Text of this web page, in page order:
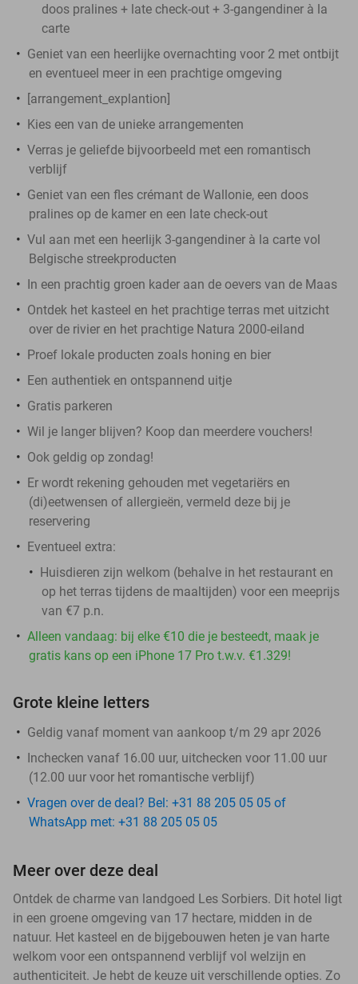
doos pralines + late check-out + 3-gangendiner à la
carte
Geniet van een heerlijke overnachting voor 2 met ontbijt
en eventueel meer in een prachtige omgeving
[arrangement_explantion]
Kies een van de unieke arrangementen
Verras je geliefde bijvoorbeeld met een romantisch
verblijf
Geniet van een fles crémant de Wallonie, een doos
pralines op de kamer en een late check-out
Vul aan met een heerlijk 3-gangendiner à la carte vol
Belgische streekproducten
In een prachtig groen kader aan de oevers van de Maas
Ontdek het kasteel en het prachtige terras met uitzicht
over de rivier en het prachtige Natura 2000-eiland
Proef lokale producten zoals honing en bier
Een authentiek en ontspannend uitje
Gratis parkeren
Wil je langer blijven? Koop dan meerdere vouchers!
Ook geldig op zondag!
Er wordt rekening gehouden met vegetariërs en
(di)eetwensen of allergieën, vermeld deze bij je
reservering
Eventueel extra:
Huisdieren zijn welkom (behalve in het restaurant en
op het terras tijdens de maaltijden) voor een meeprijs
van €7 p.n.
Alleen vandaag: bij elke €10 die je besteedt, maak je
gratis kans op een iPhone 17 Pro t.w.v. €1.329!
Grote kleine letters
Geldig vanaf moment van aankoop t/m 29 apr 2026
Inchecken vanaf 16.00 uur, uitchecken voor 11.00 uur
(12.00 uur voor het romantische verblijf)
Vragen over de deal? Bel: +31 88 205 05 05 of
WhatsApp met: +31 88 205 05 05
Meer over deze deal
Ontdek de charme van landgoed Les Sorbiers. Dit hotel ligt
in een groene omgeving van 17 hectare, midden in de
natuur. Het kasteel en de bijgebouwen heten je van harte
welkom voor een ontspannend verblijf vol welzijn en
authenticiteit. Je hebt de keuze uit verschillende opties. Zo